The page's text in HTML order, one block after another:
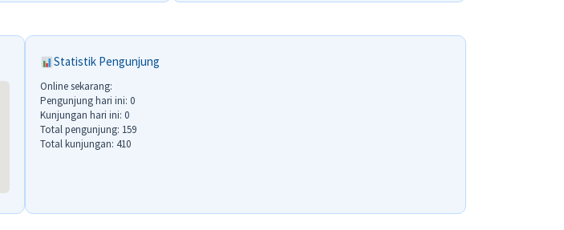
Statistik Pengunjung
Online sekarang:
Pengunjung hari ini: 0
Kunjungan hari ini: 0
Total pengunjung: 159
Total kunjungan: 410